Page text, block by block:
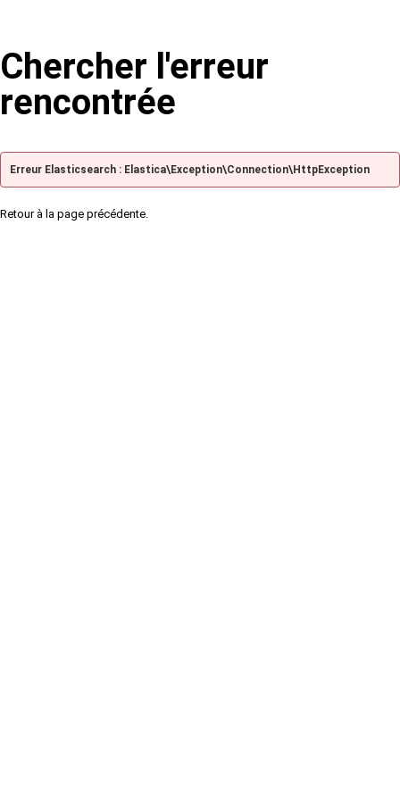
Chercher l'erreur
rencontrée
Erreur Elasticsearch : Elastica\Exception\Connection\HttpException
Retour à la page précédente.